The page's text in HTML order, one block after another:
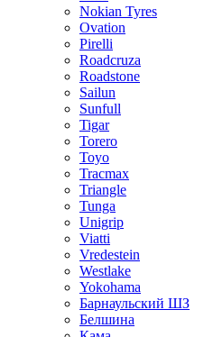
Nokian Tyres
Ovation
Pirelli
Roadcruza
Roadstone
Sailun
Sunfull
Tigar
Torero
Toyo
Tracmax
Triangle
Tunga
Unigrip
Viatti
Vredestein
Westlake
Yokohama
Барнаульский ШЗ
Белшина